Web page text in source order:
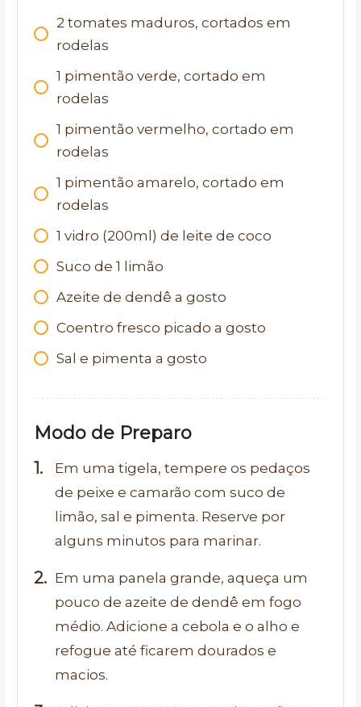
2 tomates maduros, cortados em
rodelas
1 pimentão verde, cortado em
rodelas
1 pimentão vermelho, cortado em
rodelas
1 pimentão amarelo, cortado em
rodelas
1 vidro (200ml) de leite de coco
Suco de 1 limão
Azeite de dendê a gosto
Coentro fresco picado a gosto
Sal e pimenta a gosto
Modo de Preparo
Em uma tigela, tempere os pedaços
de peixe e camarão com suco de
limão, sal e pimenta. Reserve por
alguns minutos para marinar.
Em uma panela grande, aqueça um
pouco de azeite de dendê em fogo
médio. Adicione a cebola e o alho e
refogue até ficarem dourados e
macios.